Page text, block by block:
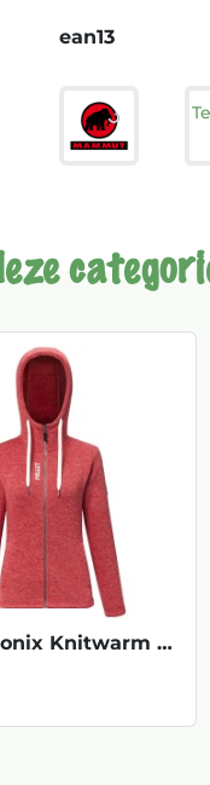
ean13
W Chamonix Knitwarm Hoodie - Terracotta